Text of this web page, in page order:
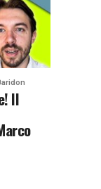
Il